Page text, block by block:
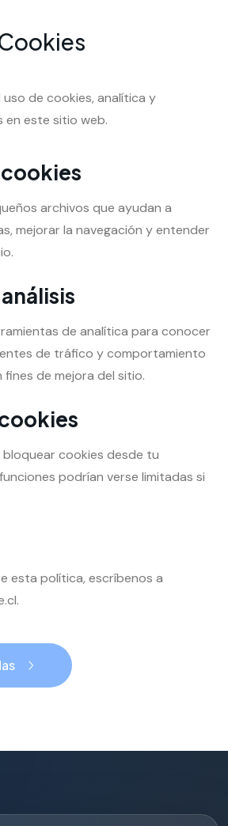
de cookies, analítica y
en este sitio web.
cookies
archivos que ayudan a
mejorar la navegación y entender
de analítica para conocer
de tráfico y comportamiento
fines de mejora del sitio.
cookies desde tu
podrían verse limitadas si
esta política, escríbenos a